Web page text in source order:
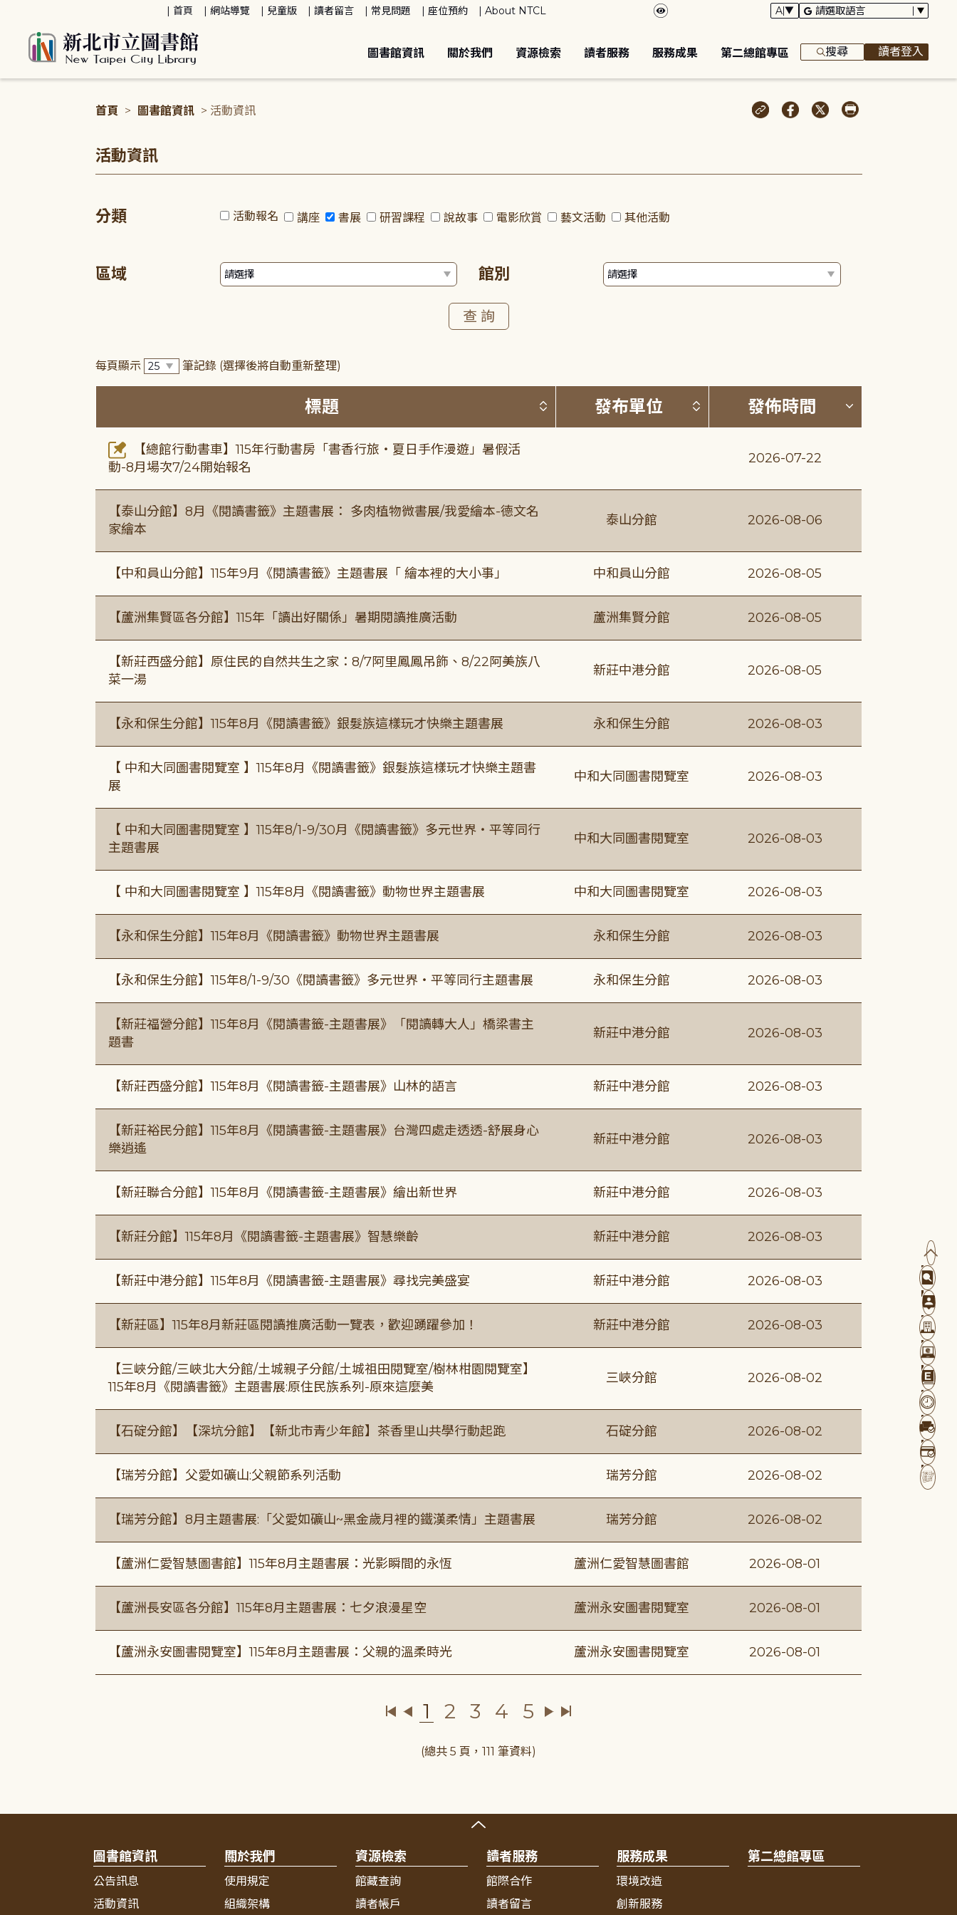
首頁 網站導覽 兒童版 讀者留言 常見問題 座位預約 About NTCL
圖書館資訊 關於我們 資源檢索 讀者服務 服務成果 第二總館專區 搜尋 讀者登入
首頁 > 圖書館資訊 > 活動資訊
活動資訊
分類 活動報名 講座 書展 研習課程 說故事 電影欣賞 藝文活動 其他活動
區域 館別
每頁顯示 筆記錄 (選擇後將自動重新整理)
標題 按標題排序 (升降冪)
發布單位 按發布單位排序 (升降冪)
發佈時間 按發佈時間
【總館行動書車】115年行動書房「書香行旅・夏日手作漫遊」暑假活
動-8月場次7/24開始報名
2026-07-22
【泰山分館】8月《閱讀書籤》主題書展： 多肉植物微書展/我愛繪本-德文名
家繪本
泰山分館 2026-08-06
【中和員山分館】115年9月《閱讀書籤》主題書展「 繪本裡的大小事」 中和員山分館 2026-08-05
【蘆洲集賢區各分館】115年「讀出好關係」暑期閱讀推廣活動 蘆洲集賢分館 2026-08-05
【新莊西盛分館】原住民的自然共生之家：8/7阿里鳳鳳吊飾、8/22阿美族八
菜一湯
新莊中港分館 2026-08-05
【永和保生分館】115年8月《閱讀書籤》銀髮族這樣玩才快樂主題書展 永和保生分館 2026-08-03
【 中和大同圖書閱覽室 】115年8月《閱讀書籤》銀髮族這樣玩才快樂主題書
展
中和大同圖書閱覽室 2026-08-03
【 中和大同圖書閱覽室 】115年8/1-9/30月《閱讀書籤》多元世界・平等同行
主題書展
中和大同圖書閱覽室 2026-08-03
【 中和大同圖書閱覽室 】115年8月《閱讀書籤》動物世界主題書展 中和大同圖書閱覽室 2026-08-03
【永和保生分館】115年8月《閱讀書籤》動物世界主題書展 永和保生分館 2026-08-03
【永和保生分館】115年8/1-9/30《閱讀書籤》多元世界・平等同行主題書展 永和保生分館 2026-08-03
【新莊福營分館】115年8月《閱讀書籤-主題書展》「閱讀轉大人」橋梁書主
題書
新莊中港分館 2026-08-03
【新莊西盛分館】115年8月《閱讀書籤-主題書展》山林的語言 新莊中港分館 2026-08-03
【新莊裕民分館】115年8月《閱讀書籤-主題書展》台灣四處走透透-舒展身心
樂逍遙
新莊中港分館 2026-08-03
【新莊聯合分館】115年8月《閱讀書籤-主題書展》繪出新世界 新莊中港分館 2026-08-03
【新莊分館】115年8月《閱讀書籤-主題書展》智慧樂齡 新莊中港分館 2026-08-03
【新莊中港分館】115年8月《閱讀書籤-主題書展》尋找完美盛宴 新莊中港分館 2026-08-03
【新莊區】115年8月新莊區閱讀推廣活動一覽表，歡迎踴躍參加！ 新莊中港分館 2026-08-03
【三峽分館/三峽北大分館/土城親子分館/土城祖田閱覽室/樹林柑園閱覽室】
115年8月《閱讀書籤》主題書展:原住民族系列-原來這麼美
三峽分館 2026-08-02
【石碇分館】【深坑分館】【新北市青少年館】茶香里山共學行動起跑 石碇分館 2026-08-02
【瑞芳分館】父愛如礦山:父親節系列活動 瑞芳分館 2026-08-02
【瑞芳分館】8月主題書展:「父愛如礦山~黑金歲月裡的鐵漢柔情」主題書展 瑞芳分館 2026-08-02
【蘆洲仁愛智慧圖書館】115年8月主題書展：光影瞬間的永恆 蘆洲仁愛智慧圖書館 2026-08-01
【蘆洲長安區各分館】115年8月主題書展：七夕浪漫星空 蘆洲永安圖書閱覽室 2026-08-01
【蘆洲永安圖書閱覽室】115年8月主題書展：父親的溫柔時光 蘆洲永安圖書閱覽室 2026-08-01
1 2 3 4 5
(總共 5 頁，111 筆資料)
圖書館資訊
公告訊息
活動資訊
關於我們
使用規定
組織架構
資源檢索
館藏查詢
讀者帳戶
讀者服務
館際合作
讀者留言
服務成果
環境改造
創新服務
第二總館專區